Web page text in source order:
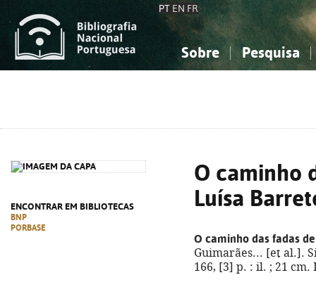
PT EN FR
Sobre Pesquisa
ENCONTRAR EM BIBLIOTECAS
BNP
PORBASE
O caminho
Luísa
O caminho das fadas
Guimarães... [et al.].
166, [3] p. : il. ; 21 cm.